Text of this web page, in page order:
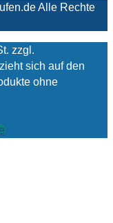
Alle Rechte
zzgl.
sich auf den
ohne